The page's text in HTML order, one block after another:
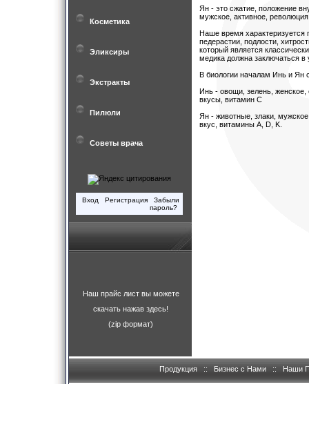
Косметика
Эликсиры
Экстракты
Пилюли
Советы врача
Вход Регистрация
Забыли
пароль?
Наш прайс лист вы можете
скачать нажав здесь!
(zip формат)
Ян - это сжатие, положение
мужское, активное,
Наше время характеризуется
педерастии, подлости,
который является
медика должна заключаться
В биологии началам Инь и Ян
Инь - овощи, зелень, женское,
вкусы, витамин С
Ян - животные, злаки,
вкус, витамины А, D, K.
Продукция :: Бизнес с Нами :: Наши